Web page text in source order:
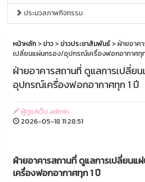
ประมวลภาพกิจกรรม
หน้าหลัก>ข่าว>ข่าวประชาสัมพันธ์> ฝ่ายอาค
เปลี่ยนแผ่นกรอง/อุปกรณ์เครื่องฟอกอากาศทุก
ฝ่ายอาคารสถานที่ ดูแลการเปลี่ย
อุปกรณ์เครื่องฟอกอากาศทุก 1 ปี
ผู้ดูแลเว็บ admin
2026-05-18 11:28:51
ฝ่ายอาคารสถานที่ ดูแลการเปลี่ยน
เครื่องฟอกอากาศทุก 1 ปี